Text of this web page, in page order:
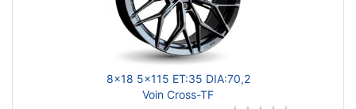
8x18 5x115 ET:35 DIA:70,2
Voin Cross-TF